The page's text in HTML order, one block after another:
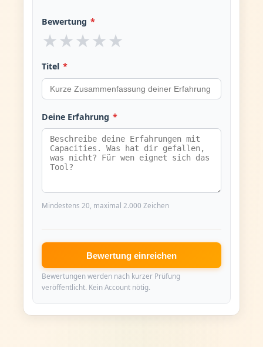
Bewertung *
★ ★ ★ ★ ★
Titel *
Deine Erfahrung *
Mindestens 20, maximal 2.000 Zeichen
Bewertung einreichen
Bewertungen werden nach kurzer Prüfung
veröffentlicht. Kein Account nötig.